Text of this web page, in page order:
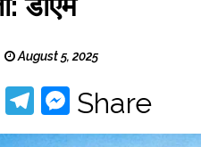
August 5, 2025
WhatsApp
Telegram
Messenger
Share